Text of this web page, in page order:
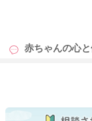
赤ちゃんの心